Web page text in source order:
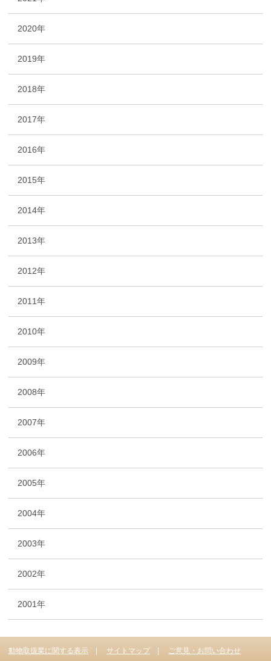
2020年
2019年
2018年
2017年
2016年
2015年
2014年
2013年
2012年
2011年
2010年
2009年
2008年
2007年
2006年
2005年
2004年
2003年
2002年
2001年
動物取扱業に関する表示 サイトマップ ご意見・お問い合わせ